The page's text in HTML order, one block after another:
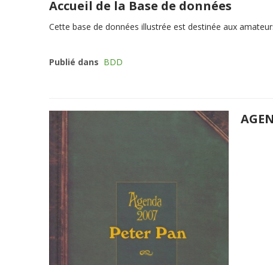
Accueil de la Base de données
Cette base de données illustrée est destinée aux
Publié dans BDD